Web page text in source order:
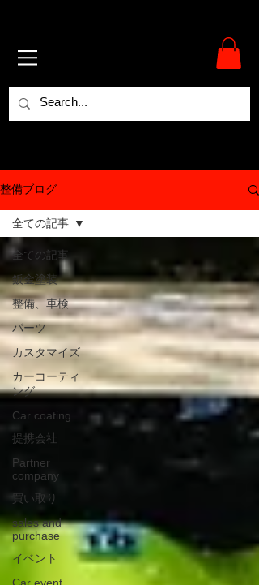
整備ブログ
全ての記事
鈑金塗装
整備、車検
パーツ
カスタマイズ
カーコーティ
ング
Car coating
提携会社
Partner
company
買い取り
sales and
purchase
イベント
全ての記事